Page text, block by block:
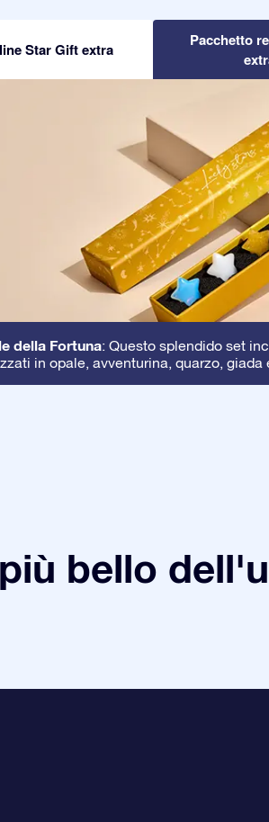
Star Gift extra
Pacchetto
della Fortuna: Questo splendido set
in opale, avventurina, quarzo, giada
bello